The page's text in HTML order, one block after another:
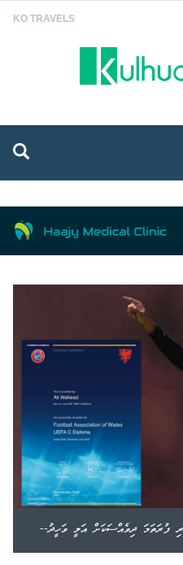
KO TRAVELS
ދިވެއްސަކަށް އަލީ ވަހީދު--